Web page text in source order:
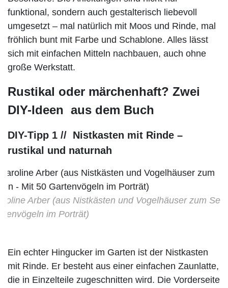
funktional, sondern auch gestalterisch liebevoll
umgesetzt – mal natürlich mit Moos und Rinde, mal
fröhlich bunt mit Farbe und Schablone. Alles lässt
sich mit einfachen Mitteln nachbauen, auch ohne
große Werkstatt.
Rustikal oder märchenhaft? Zwei
DIY-Ideen aus dem Buch
DIY-Tipp 1 // Nistkasten mit Rinde –
rustikal und naturnah
Arber (aus Nistkästen und Vogelhäuser zum
im Porträt)
Ein echter Hingucker im Garten ist der Nistkasten
mit Rinde. Er besteht aus einer einfachen Zaunlatte,
die in Einzelteile zugeschnitten wird. Die Vorderseite